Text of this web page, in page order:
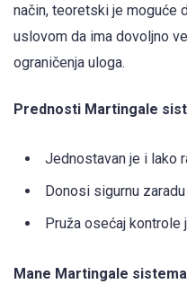
način, teoretski je moguće
uslovom da ima dovoljno
ograničenja uloga.
Prednosti Martingale
Jednostavan je i lako
Donosi sigurnu
Pruža osećaj
Mane Martingale